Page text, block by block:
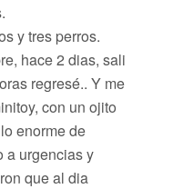
y tres perros.
hace 2 dias, sali
regresé.. Y me
con un ojito
enorme de
a urgencias y
que al dia